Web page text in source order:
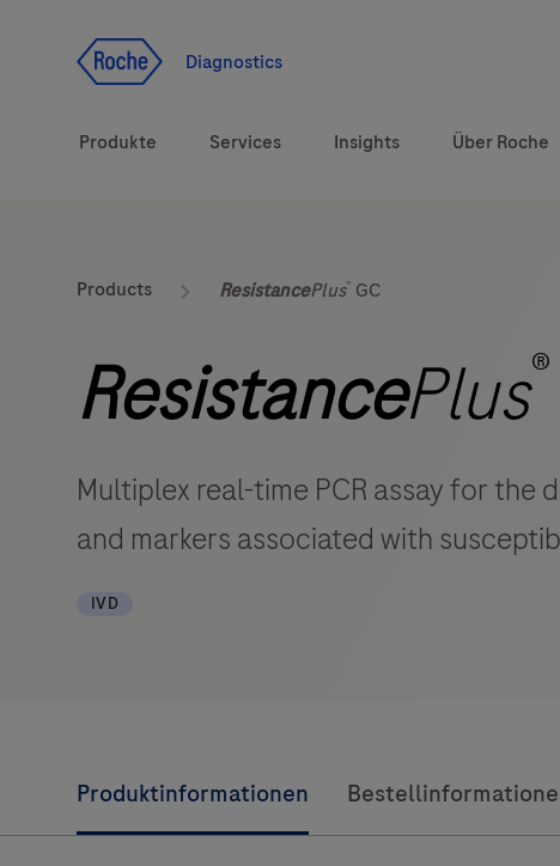
Diagnostics
Produkte
Diagnostiklösungen
Marken
Services Insights Über Roche
Products ResistancePlus® GC
ResistancePlus®
Multiplex real-time PCR assay for the
and markers associated with
IVD
Produktinformationen